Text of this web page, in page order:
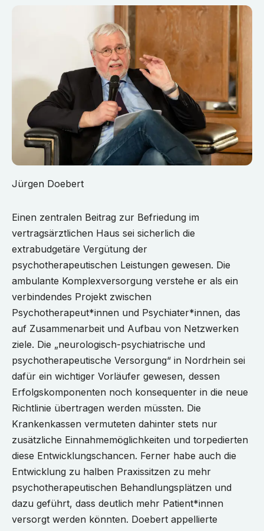
Jürgen Doebert
Einen zentralen Beitrag zur Befriedung im
vertragsärztlichen Haus sei sicherlich die
extrabudgetäre Vergütung der
psychotherapeutischen Leistungen gewesen. Die
ambulante Komplexversorgung verstehe er als ein
verbindendes Projekt zwischen
Psychotherapeut*innen und Psychiater*innen, das
auf Zusammenarbeit und Aufbau von Netzwerken
ziele. Die „neurologisch-psychiatrische und
psychotherapeutische Versorgung“ in Nordrhein sei
dafür ein wichtiger Vorläufer gewesen, dessen
Erfolgskomponenten noch konsequenter in die neue
Richtlinie übertragen werden müssten. Die
Krankenkassen vermuteten dahinter stets nur
zusätzliche Einnahmemöglichkeiten und torpedierten
diese Entwicklungschancen. Ferner habe auch die
Entwicklung zu halben Praxissitzen zu mehr
psychotherapeutischen Behandlungsplätzen und
dazu geführt, dass deutlich mehr Patient*innen
versorgt werden könnten. Doebert appellierte